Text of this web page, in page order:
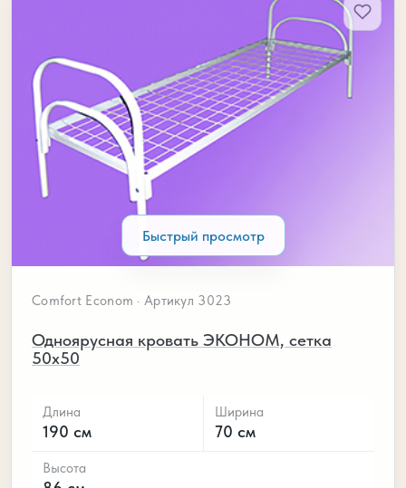
Быстрый просмотр
Comfort Econom · Артикул 3023
Одноярусная кровать ЭКОНОМ, сетка
50х50
Длина
190 см
Ширина
70 см
Высота